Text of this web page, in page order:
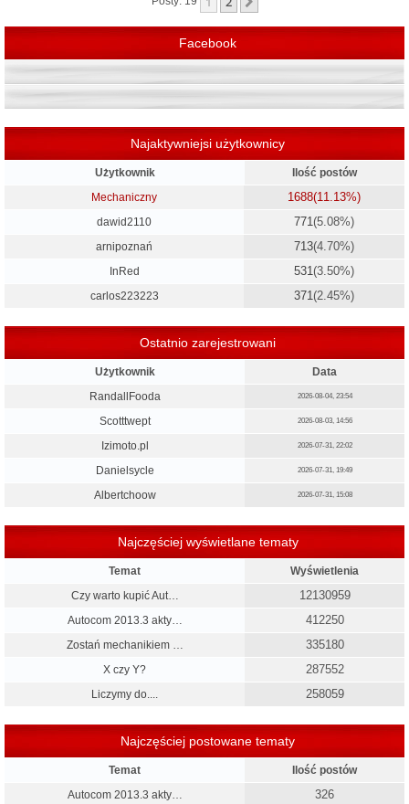
Facebook
Najaktywniejsi użytkownicy
Użytkownik
Ilość postów
Mechaniczny
1688(11.13%)
dawid2110 771(5.08%)
arnipoznań 713(4.70%)
InRed 531(3.50%)
carlos223223 371(2.45%)
Ostatnio zarejestrowani
Użytkownik
Data
RandallFooda
2026-08-04, 23:54
Scotttwept 2026-08-03, 14:56
Izimoto.pl 2026-07-31, 22:02
Danielsycle 2026-07-31, 19:49
Albertchoow 2026-07-31, 15:08
Najczęściej wyświetlane tematy
Temat
Wyświetlenia
Czy warto kupić Aut…
12130959
Autocom 2013.3 akty… 412250
Zostań mechanikiem … 335180
X czy Y? 287552
Liczymy do.... 258059
Najczęściej postowane tematy
Temat
Ilość postów
Autocom 2013.3 akty…
326